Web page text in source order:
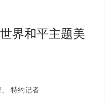
界和平主题美
、 特约记者